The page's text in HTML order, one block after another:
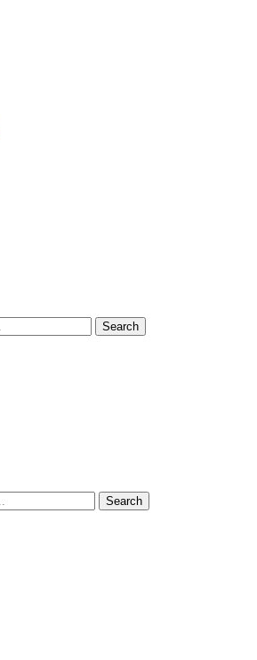
Search
Search